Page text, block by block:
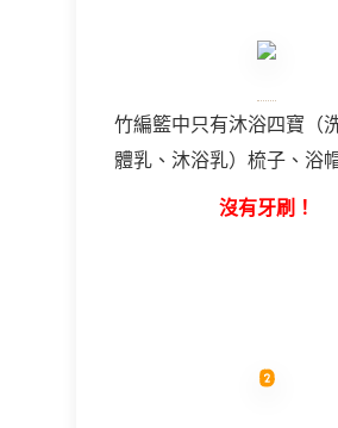
竹編籃中只有沐浴四寶（
體乳、沐浴乳）梳子、浴
沒有牙刷！